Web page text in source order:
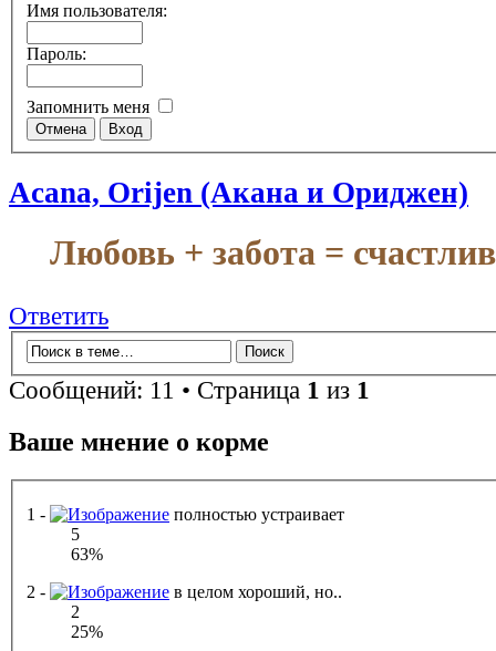
Имя пользователя:
Пароль:
Запомнить меня
Acana, Orijen (Акана и Ориджен)
Любовь + забота =
Ответить
Сообщений: 11 • Страница 1 из 1
Ваше мнение о корме
1 -
полностью устраивает
5
63%
2 -
в целом хороший, но..
2
25%